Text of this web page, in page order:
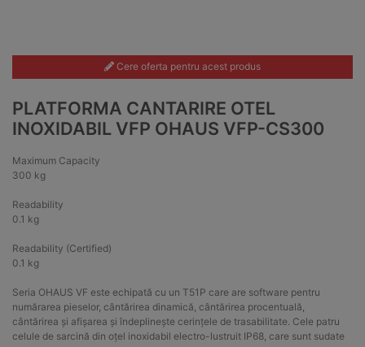
Cere oferta pentru acest produs
PLATFORMA CANTARIRE OTEL
INOXIDABIL VFP OHAUS VFP-CS300
Maximum Capacity
300 kg
Readability
0.1 kg
Readability (Certified)
0.1 kg
Seria OHAUS VF este echipată cu un T51P care are software pentru
numărarea pieselor, cântărirea dinamică, cântărirea procentuală,
cântărirea și afișarea și îndeplinește cerințele de trasabilitate. Cele patru
celule de sarcină din oțel inoxidabil electro-lustruit IP68, care sunt sudate